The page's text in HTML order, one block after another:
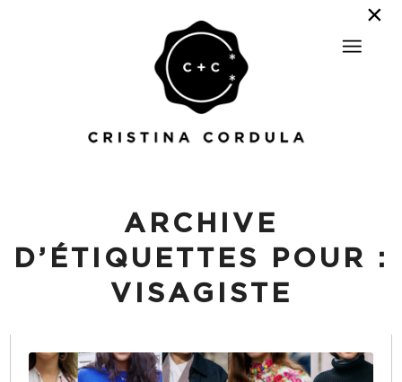
ARCHIVE
D’ÉTIQUETTES POUR :
VISAGISTE